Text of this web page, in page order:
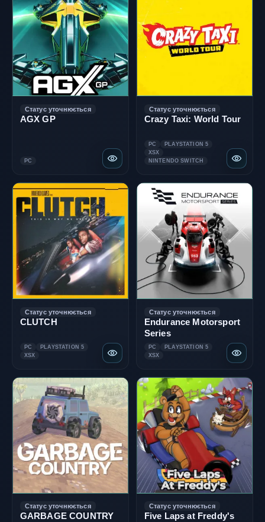
Статус уточнюється
AGX GP
PC
Статус уточнюється
Crazy Taxi: World Tour
PC
PLAYSTATION 5
XSX
NINTENDO SWITCH
Статус уточнюється
CLUTCH
PC
PLAYSTATION 5
XSX
Статус уточнюється
Endurance Motorsport
Series
PC
PLAYSTATION 5
XSX
Статус уточнюється
GARBAGE COUNTRY
Статус уточнюється
Five Laps at Freddy's